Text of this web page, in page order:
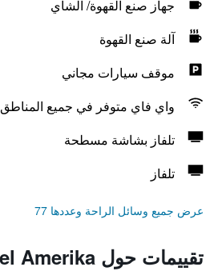
جهاز صنع القهوة/ الشاي
آلة صنع القهوة
موقف سيارات مجاني
واي فاي متوفر في جميع المناطق
تلفاز بشاشة مسطحة
تلفاز
عرض جميع وسائل الراحة وعددها 77
تقييمات حول Hotel Amerika